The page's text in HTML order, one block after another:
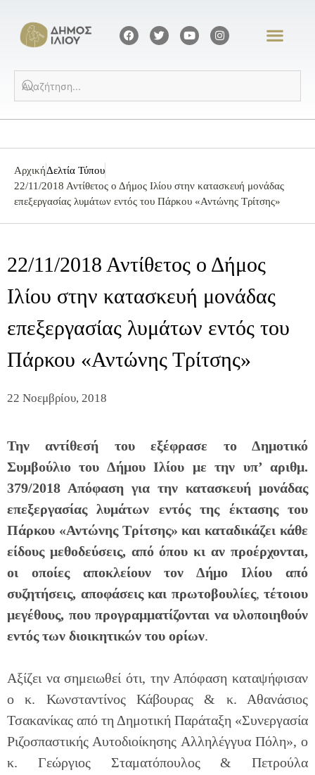
ΑρχικήΔελτία Τύπου
22/11/2018 Αντίθετος ο Δήμος Ιλίου στην κατασκευή μονάδας
επεξεργασίας λυμάτων εντός του Πάρκου «Αντώνης Τρίτσης»
22/11/2018 Αντίθετος ο Δήμος
Ιλίου στην κατασκευή μονάδας
επεξεργασίας λυμάτων εντός του
Πάρκου «Αντώνης Τρίτσης»
22 Νοεμβρίου, 2018
Την αντίθεσή του εξέφρασε το Δημοτικό
Συμβούλιο του Δήμου Ιλίου με την υπ’ αριθμ.
379/2018 Απόφαση για την κατασκευή μονάδας
επεξεργασίας λυμάτων εντός της έκτασης του
Πάρκου «Αντώνης Τρίτσης» και καταδικάζει κάθε
είδους μεθοδεύσεις, από όπου κι αν προέρχονται,
οι οποίες αποκλείουν τον Δήμο Ιλίου από
συζητήσεις, αποφάσεις και πρωτοβουλίες, τέτοιου
μεγέθους, που προγραμματίζονται να υλοποιηθούν
εντός των διοικητικών του ορίων.
Αξίζει να σημειωθεί ότι, την Απόφαση καταψήφισαν
ο κ. Κωνσταντίνος Κάβουρας & κ. Αθανάσιος
Τσακανίκας από τη Δημοτική Παράταξη «Συνεργασία
Ριζοσπαστικής Αυτοδιοίκησης Αλληλέγγυα Πόλη», ο
κ. Γεώργιος Σταματόπουλος & Πετρούλα